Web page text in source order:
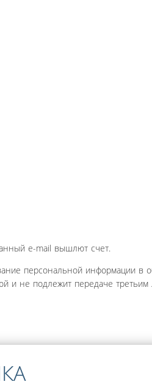
e-mail вышлют счет.
персональной информации
и не подлежит передаче третьим